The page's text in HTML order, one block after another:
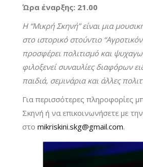
Ώρα έναρξης: 21.00
Η “Μικρή Σκηνή” είναι μια
στο ιστορικό στούντιο
προσφέρει πολιτισμό και
φιλοξενεί συναυλίες διαφόρων
παιδιά, σεμινάρια και άλλες
Για περισσότερες πληροφορίες
Σκηνή ή να επικοινωνήσετε με
στο mikriskini.skg@gmail.com.